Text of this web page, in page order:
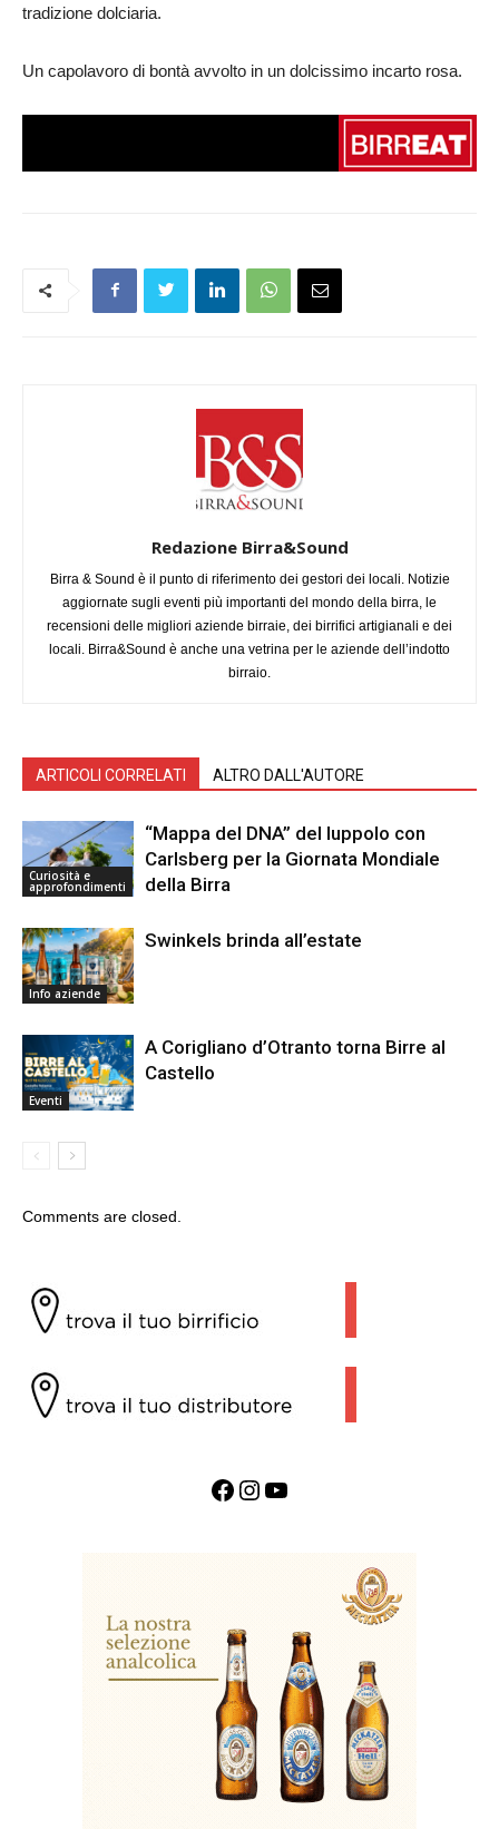
tradizione dolciaria.
Un capolavoro di bontà avvolto in un dolcissimo incarto rosa.
Redazione Birra&Sound
Birra & Sound è il punto di riferimento dei gestori dei locali. Notizie
aggiornate sugli eventi più importanti del mondo della birra, le
recensioni delle migliori aziende birraie, dei birrifici artigianali e dei
locali. Birra&Sound è anche una vetrina per le aziende dell’indotto
birraio.
ARTICOLI CORRELATI ALTRO DALL'AUTORE
Curiosità e
approfondimenti
“Mappa del DNA” del luppolo con
Carlsberg per la Giornata Mondiale
della Birra
Info aziende
Swinkels brinda all’estate
Eventi
A Corigliano d’Otranto torna Birre al
Castello
Comments are closed.
Facebook InstagramYouTube